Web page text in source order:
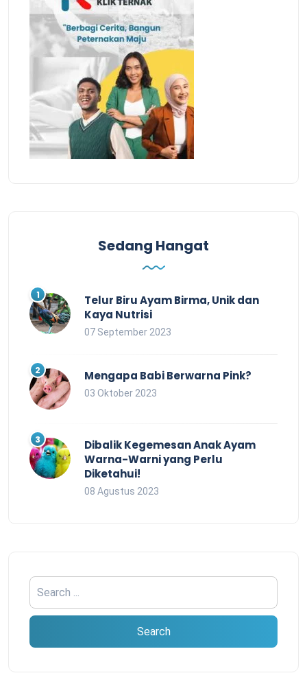
Sedang Hangat
Telur Biru Ayam Birma, Unik dan
Kaya Nutrisi
07 September 2023
Mengapa Babi Berwarna Pink?
03 Oktober 2023
Dibalik Kegemesan Anak Ayam
Warna-Warni yang Perlu
Diketahui!
08 Agustus 2023